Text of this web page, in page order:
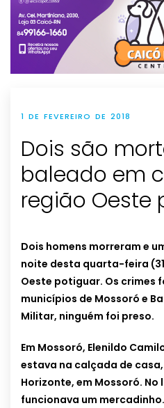
1 DE FEVEREIRO DE 2018
Dois são
baleado em
região Oeste
Dois homens morreram e
noite desta quarta-feira
Oeste potiguar. Os crimes
municípios de Mossoró e
Militar, ninguém foi preso.
Em Mossoró, Elenildo
estava na calçada de
Horizonte, em Mossoró.
funcionava um